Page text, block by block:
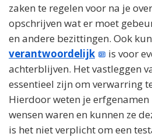
zaken te regelen voor na je
opschrijven wat er moet
en andere bezittingen. Ook
verantwoordelijk
is voor
achterblijven. Het vastleggen
essentieel zijn om verwarring
Hierdoor weten je
wensen waren en kunnen ze
is het niet verplicht om een